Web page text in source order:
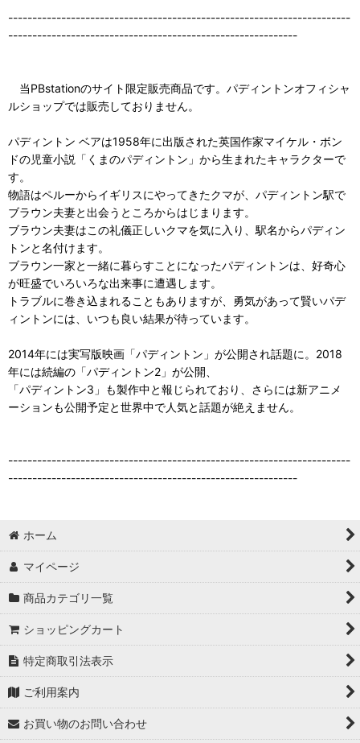
-----------------------------------------------------------------------
------------------------------------------------------------
当PBstationのサイト限定販売商品です。パディントンオフィシャ
ルショップでは販売しておりません。
パディントン ベアは1958年に出版された英国作家マイケル・ボン
ドの児童小説「くまのパディントン」から生まれたキャラクターで
す。
物語はペルーからイギリスにやってきたクマが、パディントン駅で
ブラウン夫妻と出会うところからはじまります。
ブラウン夫妻はこの礼儀正しいクマを気に入り、駅名からパディン
トンと名付けます。
ブラウン一家と一緒に暮らすことになったパディントンは、好奇心
が旺盛でいろいろな出来事に遭遇します。
トラブルに巻き込まれることもありますが、勇気があって賢いパデ
ィントンには、いつも良い結果が待っています。
2014年には実写版映画「パディントン」が公開され話題に。2018
年には続編の「パディントン2」が公開、
「パディントン3」も製作中と報じられており、さらには新アニメ
ーションも公開予定と世界中で人気と話題が絶えません。
-----------------------------------------------------------------------
------------------------------------------------------------
ホーム
マイページ
商品カテゴリ一覧
ショッピングカート
特定商取引法表示
ご利用案内
お買い物のお問い合わせ